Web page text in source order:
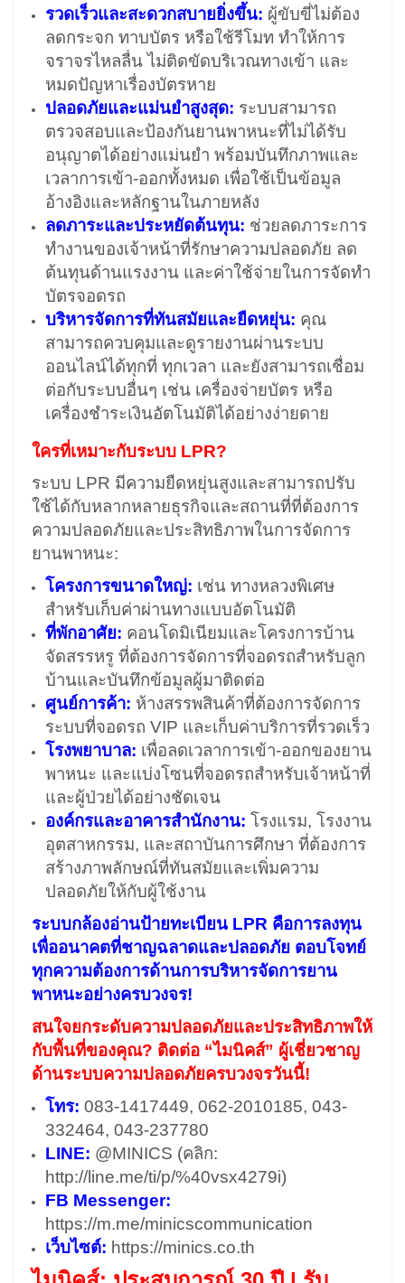
รวดเร็วและสะดวกสบายยิ่งขึ้น: ผู้ขับขี่ไม่ต้อง
ลดกระจก ทาบบัตร หรือใช้รีโมท ทำให้การ
จราจรไหลลื่น ไม่ติดขัดบริเวณทางเข้า และ
หมดปัญหาเรื่องบัตรหาย
ปลอดภัยและแม่นยำสูงสุด: ระบบสามารถ
ตรวจสอบและป้องกันยานพาหนะที่ไม่ได้รับ
อนุญาตได้อย่างแม่นยำ พร้อมบันทึกภาพและ
เวลาการเข้า-ออกทั้งหมด เพื่อใช้เป็นข้อมูล
อ้างอิงและหลักฐานในภายหลัง
ลดภาระและประหยัดต้นทุน: ช่วยลดภาระการ
ทำงานของเจ้าหน้าที่รักษาความปลอดภัย ลด
ต้นทุนด้านแรงงาน และค่าใช้จ่ายในการจัดทำ
บัตรจอดรถ
บริหารจัดการที่ทันสมัยและยืดหยุ่น: คุณ
สามารถควบคุมและดูรายงานผ่านระบบ
ออนไลน์ได้ทุกที่ ทุกเวลา และยังสามารถเชื่อม
ต่อกับระบบอื่นๆ เช่น เครื่องจ่ายบัตร หรือ
เครื่องชำระเงินอัตโนมัติได้อย่างง่ายดาย
ใครที่เหมาะกับระบบ LPR?
ระบบ LPR มีความยืดหยุ่นสูงและสามารถปรับ
ใช้ได้กับหลากหลายธุรกิจและสถานที่ที่ต้องการ
ความปลอดภัยและประสิทธิภาพในการจัดการ
ยานพาหนะ:
โครงการขนาดใหญ่: เช่น ทางหลวงพิเศษ
สำหรับเก็บค่าผ่านทางแบบอัตโนมัติ
ที่พักอาศัย: คอนโดมิเนียมและโครงการบ้าน
จัดสรรหรู ที่ต้องการจัดการที่จอดรถสำหรับลูก
บ้านและบันทึกข้อมูลผู้มาติดต่อ
ศูนย์การค้า: ห้างสรรพสินค้าที่ต้องการจัดการ
ระบบที่จอดรถ VIP และเก็บค่าบริการที่รวดเร็ว
โรงพยาบาล: เพื่อลดเวลาการเข้า-ออกของยาน
พาหนะ และแบ่งโซนที่จอดรถสำหรับเจ้าหน้าที่
และผู้ป่วยได้อย่างชัดเจน
องค์กรและอาคารสำนักงาน: โรงแรม, โรงงาน
อุตสาหกรรม, และสถาบันการศึกษา ที่ต้องการ
สร้างภาพลักษณ์ที่ทันสมัยและเพิ่มความ
ปลอดภัยให้กับผู้ใช้งาน
ระบบกล้องอ่านป้ายทะเบียน LPR คือการลงทุน
เพื่ออนาคตที่ชาญฉลาดและปลอดภัย ตอบโจทย์
ทุกความต้องการด้านการบริหารจัดการยาน
พาหนะอย่างครบวงจร!
สนใจยกระดับความปลอดภัยและประสิทธิภาพให้
กับพื้นที่ของคุณ? ติดต่อ “ไมนิคส์” ผู้เชี่ยวชาญ
ด้านระบบความปลอดภัยครบวงจรวันนี้!
โทร: 083-1417449, 062-2010185, 043-
332464, 043-237780
LINE: @MINICS (คลิก:
http://line.me/ti/p/%40vsx4279i)
FB Messenger:
https://m.me/minicscommunication
เว็บไซต์: https://minics.co.th